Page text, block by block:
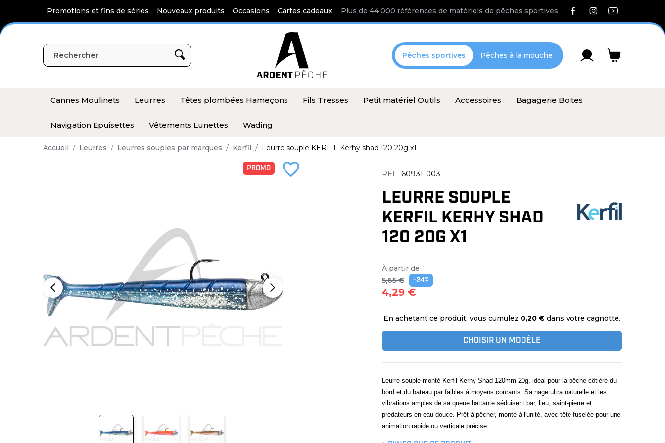
Promotions et fins de séries Nouveaux produits Occasions Cartes cadeaux Plus de 44 000 références de matériels de pêches sportives
Pêches sportives Pêches à la mouche
Cannes Moulinets Leurres Têtes plombées Hameçons Fils Tresses Petit matériel Outils Accessoires Bagagerie Boites
Navigation Epuisettes Vêtements Lunettes Wading
Accueil Leurres Leurres souples par marques Kerfil Leurre souple KERFIL Kerhy shad 120 20g x1
PROMO favorite_border REF 60931-003
LEURRE SOUPLE
KERFIL KERHY SHAD
120 20G X1
À partir de
5,65 € -24%
4,29 €
En achetant ce produit, vous cumulez 0,20 € dans votre cagnotte.
CHOISIR UN MODÈLE
Leurre souple monté Kerfil Kerhy Shad 120mm 20g, idéal pour la pêche côtière du
bord et du bateau par faibles à moyens courants. Sa nage ultra naturelle et les
vibrations amples de sa queue battante séduisent bar, lieu, saint-pierre et
prédateurs en eau douce. Prêt à pêcher, monté à l'unité, avec tête fuselée pour une
animation rapide ou verticale précise.